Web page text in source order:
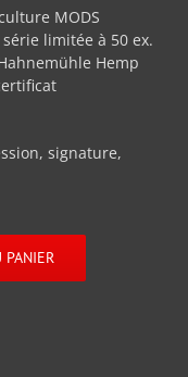
MODS
limitée à 50 ex.
Hemp
signature,
PANIER